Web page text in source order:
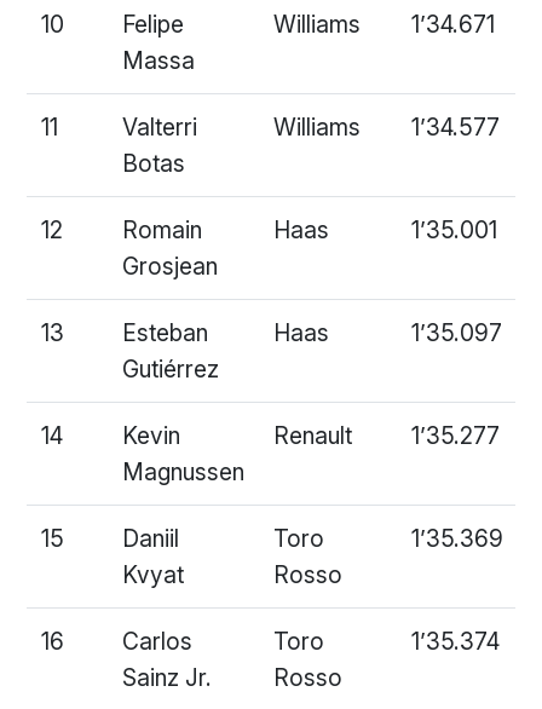
10
Felipe
Massa
Williams 1’34.671
11
Valterri
Botas
Williams 1’34.577
12
Romain
Grosjean
Haas 1’35.001
13
Esteban
Gutiérrez
Haas 1’35.097
14
Kevin
Magnussen
Renault 1’35.277
15
Daniil
Kvyat
Toro
Rosso
1’35.369
16
Carlos
Sainz Jr.
Toro
Rosso
1’35.374